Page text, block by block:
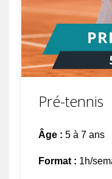
Pré-tennis
Âge : 5 à 7 ans
Format : 1h/